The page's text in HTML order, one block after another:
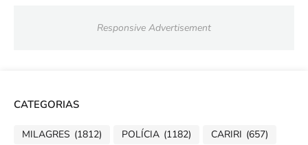
Responsive Advertisement
CATEGORIAS
MILAGRES (1812) POLÍCIA (1182) CARIRI (657)